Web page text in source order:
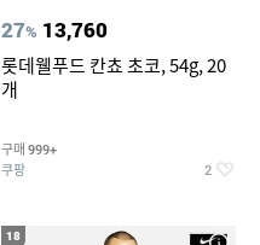
27% 13,760
롯데웰푸드 칸쵸 초코, 54g, 20
개
구매 999+
쿠팡 2
18